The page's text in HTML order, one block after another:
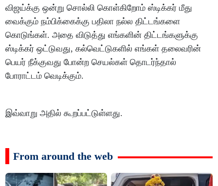
விஜய்க்கு ஒன்று சொல்லி கொள்கிறோம் ஸ்டிக்கர் மீது
வைக்கும் நம்பிக்கைக்கு பதிலா நல்ல திட்டங்களை
கொடுங்கள். அதை விடுத்து எங்களின் திட்டங்களுக்கு
ஸ்டிக்கர் ஒட்டுவது, கல்வெட்டுகளில் எங்கள் தலைவரின்
பெயர் நீக்குவது போன்ற செயல்கள் தொடர்ந்தால்
போராட்டம் வெடிக்கும்.
இவ்வாறு அதில் கூறப்பட்டுள்ளது.
From around the web